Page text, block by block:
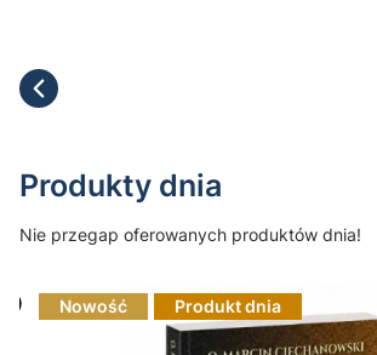
Produkty dnia
Nie przegap oferowanych produktów dnia!
Nowość Produkt dnia